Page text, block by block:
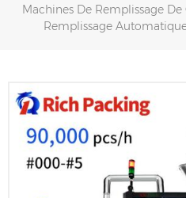
Machines De Remplissage De
Remplissage